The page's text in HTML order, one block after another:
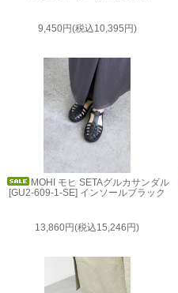
9,450円(税込10,395円)
MOHI モヒ SETAグルカサンダル
[GU2-609-1-SE] インソールブラック
13,860円(税込15,246円)